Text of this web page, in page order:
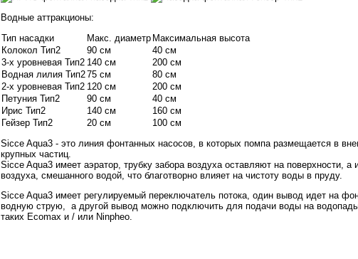
Водные аттракционы:
Тип насадки
Макс. диаметр Максимальная высота
Колокол Тип2
90 см
40 см
3-х уровневая Тип2 140 см
200 см
Водная лилия Тип275 см
80 см
2-х уровневая Тип2 120 см
200 см
Петуния Тип2
90 см
40 см
Ирис Тип2
140 см
160 см
Гейзер Тип2
20 см
100 см
Sicce Aqua3 - это линия фонтанных насосов, в которых помпа размещается в
крупных частиц.
Sicce Aqua3 имеет аэратор, трубку забора воздуха оставляют на поверхности,
воздуха, смешанного водой, что благотворно влияет на чистоту воды в пруду.
Sicce Aqua3 имеет регулируемый переключатель потока, один вывод идет на
водную струю, а другой вывод можно подключить для подачи воды на
таких Ecomax и / или Ninpheo.